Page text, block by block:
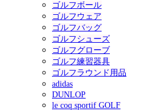
ゴルフボール
ゴルフウェア
ゴルフバッグ
ゴルフシューズ
ゴルフグローブ
ゴルフ練習器具
ゴルフラウンド用品
adidas
DUNLOP
le coq sportif GOLF